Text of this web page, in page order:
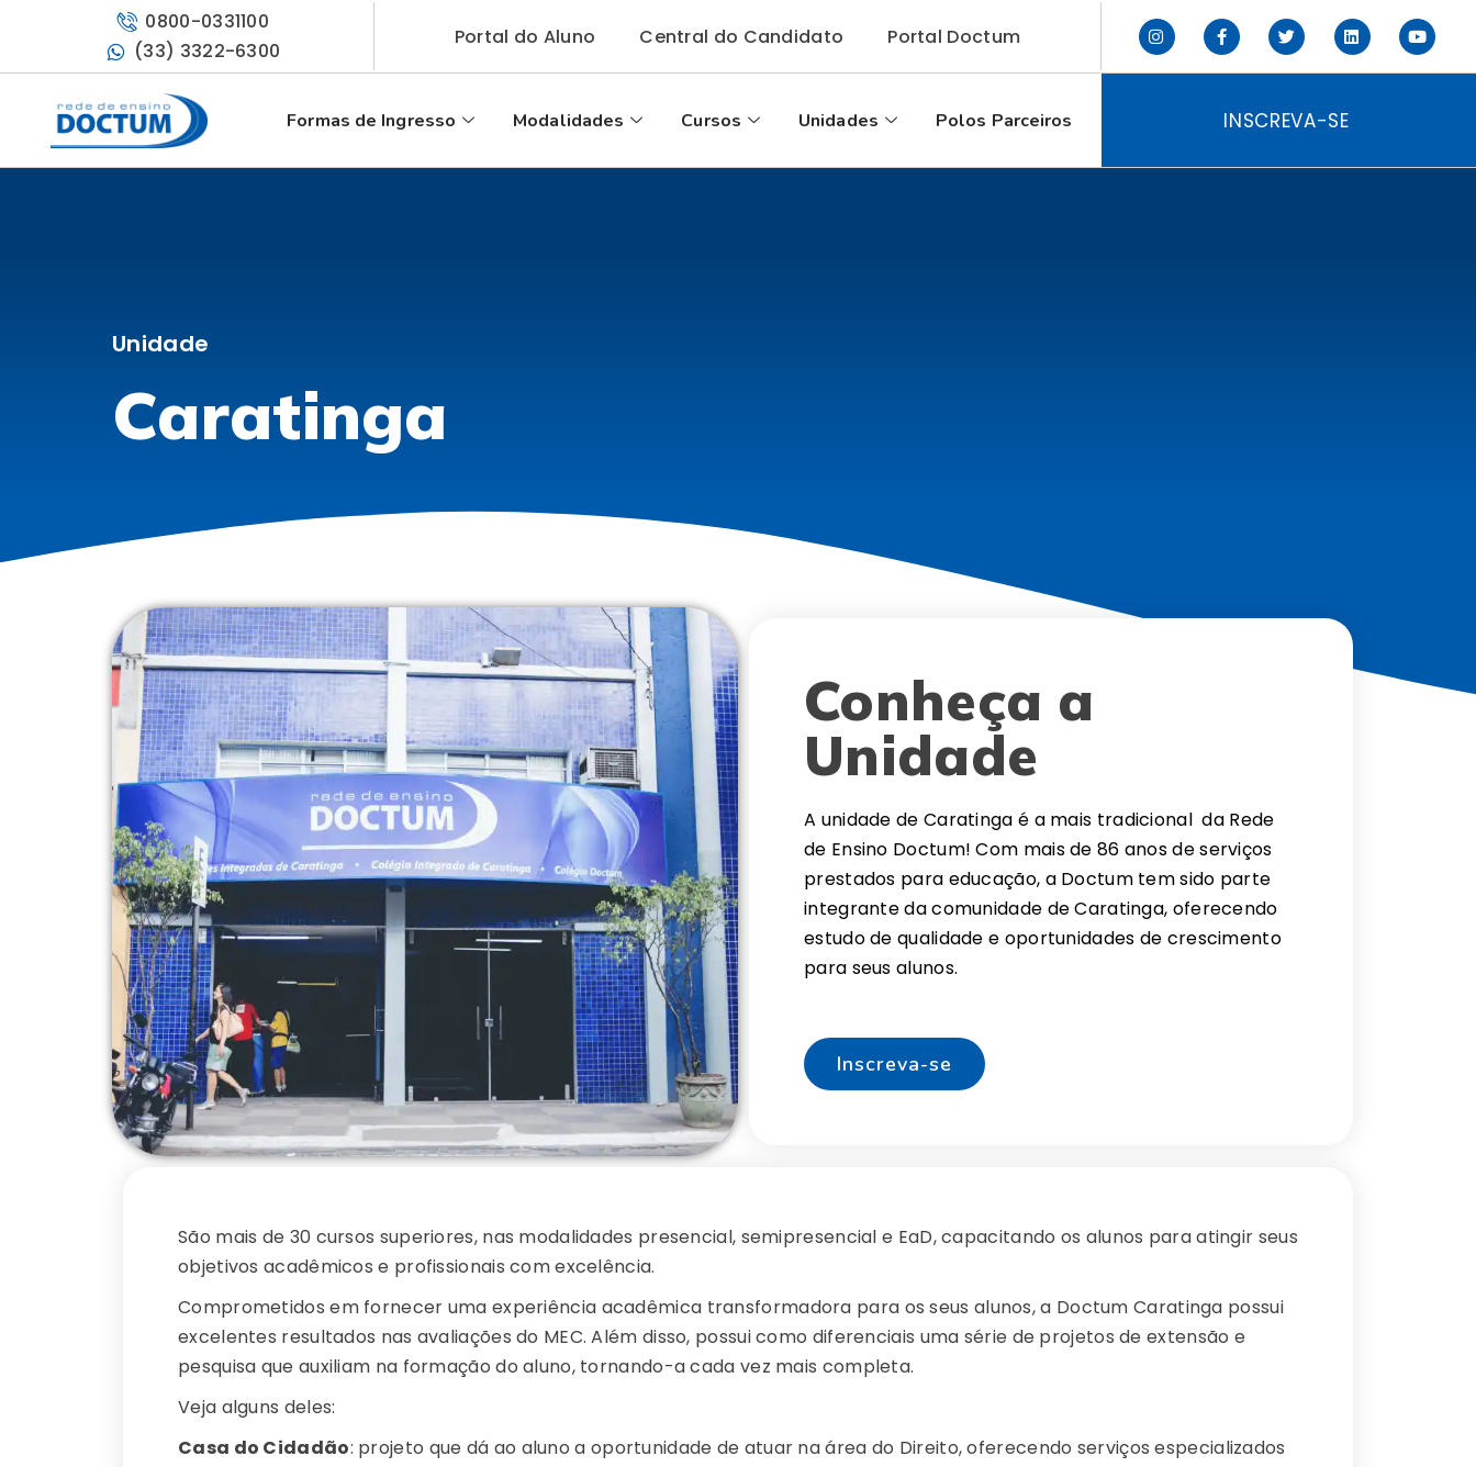
0800-0331100
(33) 3322-6300
Portal do Aluno Central do Candidato Portal Doctum
Formas de Ingresso Modalidades Cursos Unidades Polos Parceiros INSCREVA-SE
Unidade
Caratinga
Conheça a
Unidade
A unidade de Caratinga é a mais tradicional da Rede
de Ensino Doctum! Com mais de 86 anos de serviços
prestados para educação, a Doctum tem sido parte
integrante da comunidade de Caratinga, oferecendo
estudo de qualidade e oportunidades de crescimento
para seus alunos.
Inscreva-se
São mais de 30 cursos superiores, nas modalidades presencial, semipresencial e EaD, capacitando os alunos para atingir seus
objetivos acadêmicos e profissionais com excelência.
Comprometidos em fornecer uma experiência acadêmica transformadora para os seus alunos, a Doctum Caratinga possui
excelentes resultados nas avaliações do MEC. Além disso, possui como diferenciais uma série de projetos de extensão e
pesquisa que auxiliam na formação do aluno, tornando-a cada vez mais completa.
Veja alguns deles:
Casa do Cidadão: projeto que dá ao aluno a oportunidade de atuar na área do Direito, oferecendo serviços especializados